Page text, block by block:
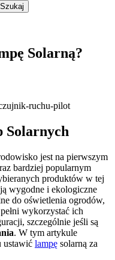
Solarną?
Solarnych
jest na pierwszym
bardziej popularnym
produktów w tej
wygodne i ekologiczne
do oświetlenia ogrodów,
wykorzystać ich
szczególnie jeśli są
. W tym artykule
ustawić lampę solarną za